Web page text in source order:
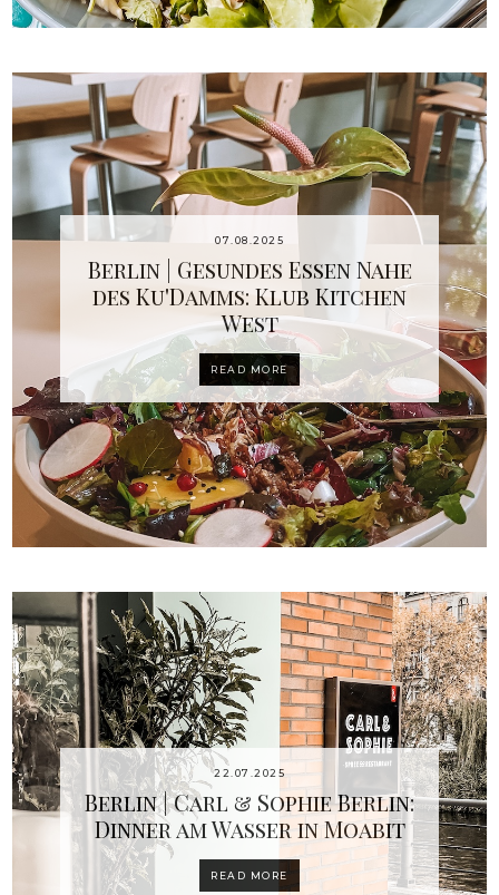
07.08.2025
Berlin | Gesundes Essen Nahe
des Ku'Damms: Klub Kitchen
West
READ MORE
22.07.2025
Berlin | Carl & Sophie Berlin:
Dinner am Wasser in Moabit
READ MORE